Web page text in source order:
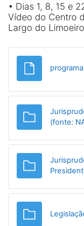
• Dias 1, 8, 15 e
Vídeo do Centro
Largo do Limoeiro
programa
(fonte: